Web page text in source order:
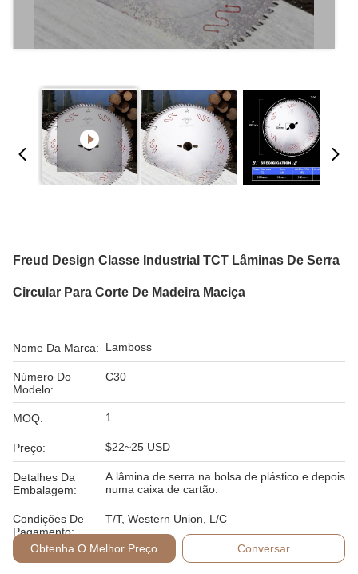
Freud Design Classe Industrial TCT Lâminas De Serra
Circular Para Corte De Madeira Maciça
Nome Da Marca: Lamboss
Número Do
Modelo:
C30
MOQ: 1
Preço: $22~25 USD
Detalhes Da
Embalagem:
A lâmina de serra na bolsa de plástico e depois
numa caixa de cartão.
Condições De
Pagamento:
T/T, Western Union, L/C
Obtenha O Melhor Preço Conversar